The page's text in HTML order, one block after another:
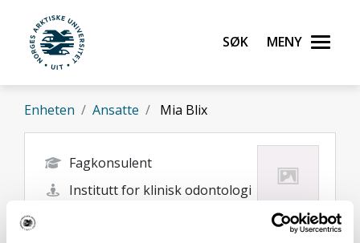
Gå til hovedinnhold
UiT Norges arktiske universitet
Søk Meny
Enheten Ansatte Mia Blix
Fagkonsulent
Institutt for klinisk odontologi